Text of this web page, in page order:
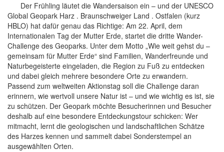
Der Frühling läutet die Wandersaison ein – und der UNESCO
Global Geopark Harz . Braunschweiger Land . Ostfalen (kurz
HBLO) hat dafür genau das Richtige: Am 22. April, dem
Internationalen Tag der Mutter Erde, startet die dritte Wander-
Challenge des Geoparks. Unter dem Motto „Wie weit gehst du –
gemeinsam für Mutter Erde“ sind Familien, Wanderfreunde und
Naturbegeisterte eingeladen, die Region zu Fuß zu entdecken
und dabei gleich mehrere besondere Orte zu erwandern.
Passend zum weltweiten Aktionstag soll die Challenge daran
erinnern, wie wertvoll unsere Natur ist – und wie wichtig es ist, sie
zu schützen. Der Geopark möchte Besucherinnen und Besucher
deshalb auf eine besondere Entdeckungstour schicken: Wer
mitmacht, lernt die geologischen und landschaftlichen Schätze
des Harzes kennen und sammelt dabei Sonderstempel an
ausgewählten Orten.